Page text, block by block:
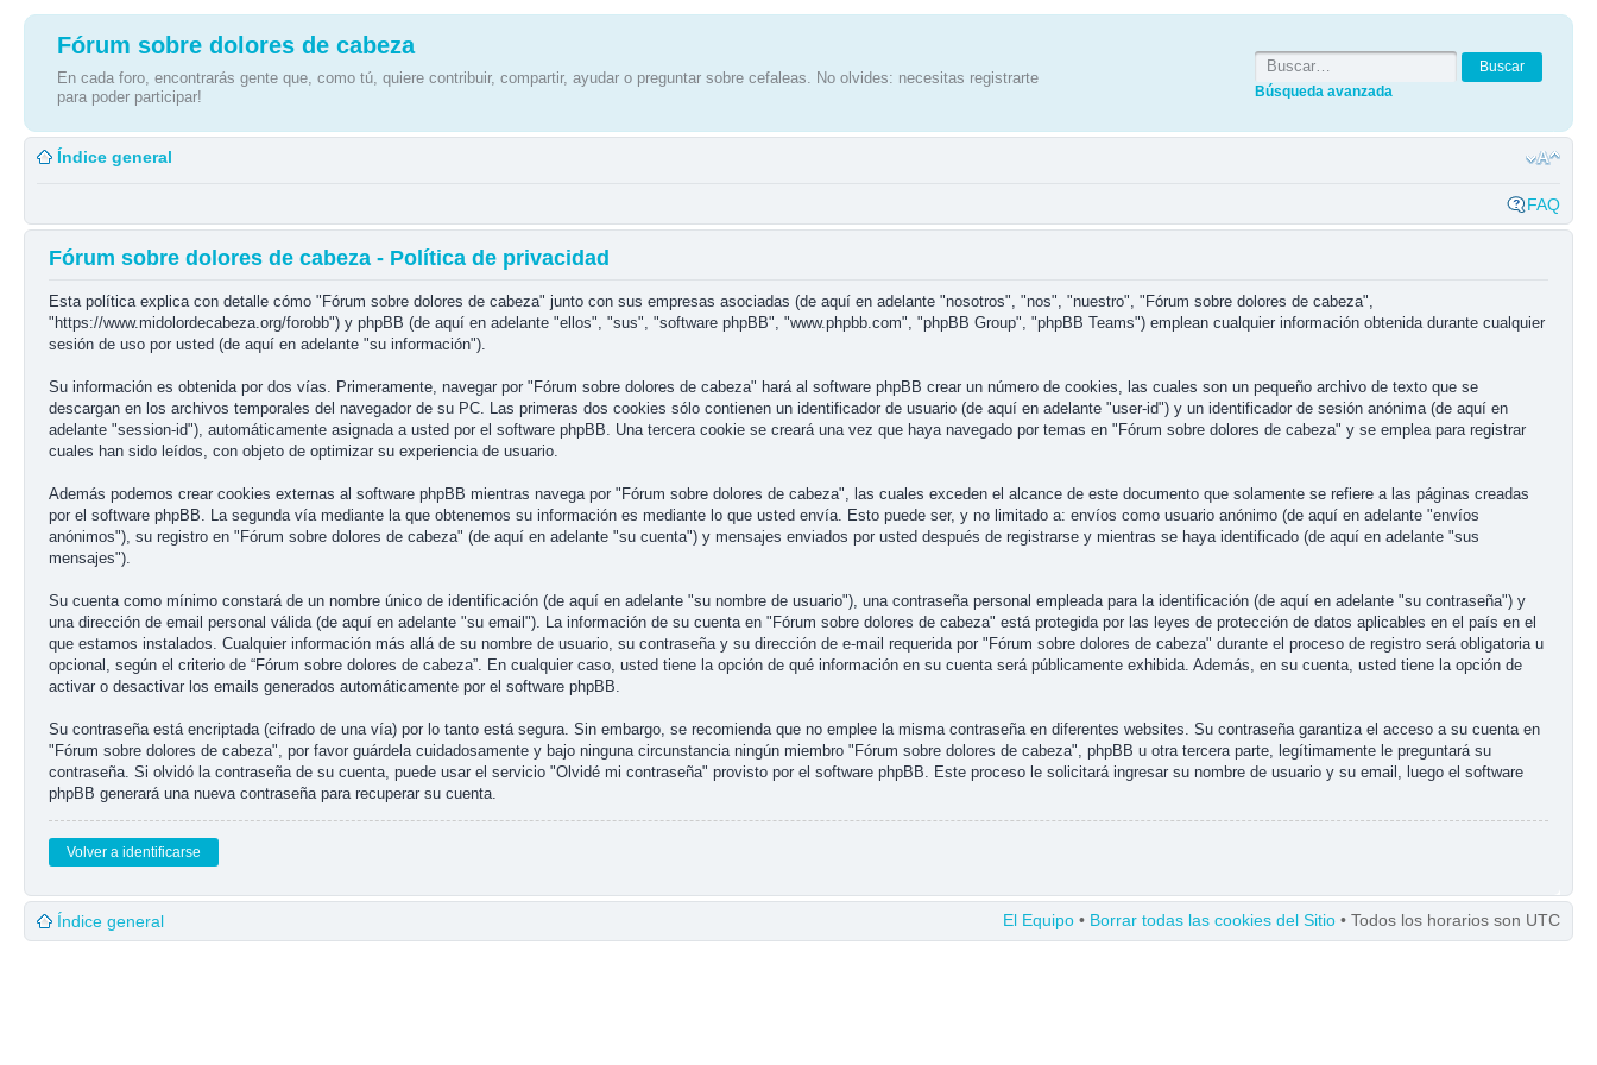
Fórum sobre dolores de cabeza
En cada foro, encontrarás gente que, como tú, quiere contribuir, compartir, ayudar o preguntar sobre cefaleas. No olvides: necesitas registrarte
para poder participar!
Búsqueda avanzada
Índice general
FAQ
Fórum sobre dolores de cabeza - Política de privacidad
Esta política explica con detalle cómo "Fórum sobre dolores de cabeza" junto con sus empresas asociadas (de aquí en adelante "nosotros", "nos", "nuestro", "Fórum sobre dolores de cabeza",
"https://www.midolordecabeza.org/forobb") y phpBB (de aquí en adelante "ellos", "sus", "software phpBB", "www.phpbb.com", "phpBB Group", "phpBB Teams") emplean cualquier información obtenida durante cualquier
sesión de uso por usted (de aquí en adelante "su información").
Su información es obtenida por dos vías. Primeramente, navegar por "Fórum sobre dolores de cabeza" hará al software phpBB crear un número de cookies, las cuales son un pequeño archivo de texto que se
descargan en los archivos temporales del navegador de su PC. Las primeras dos cookies sólo contienen un identificador de usuario (de aquí en adelante "user-id") y un identificador de sesión anónima (de aquí en
adelante "session-id"), automáticamente asignada a usted por el software phpBB. Una tercera cookie se creará una vez que haya navegado por temas en "Fórum sobre dolores de cabeza" y se emplea para registrar
cuales han sido leídos, con objeto de optimizar su experiencia de usuario.
Además podemos crear cookies externas al software phpBB mientras navega por "Fórum sobre dolores de cabeza", las cuales exceden el alcance de este documento que solamente se refiere a las páginas creadas
por el software phpBB. La segunda vía mediante la que obtenemos su información es mediante lo que usted envía. Esto puede ser, y no limitado a: envíos como usuario anónimo (de aquí en adelante "envíos
anónimos"), su registro en "Fórum sobre dolores de cabeza" (de aquí en adelante "su cuenta") y mensajes enviados por usted después de registrarse y mientras se haya identificado (de aquí en adelante "sus
mensajes").
Su cuenta como mínimo constará de un nombre único de identificación (de aquí en adelante "su nombre de usuario"), una contraseña personal empleada para la identificación (de aquí en adelante "su contraseña") y
una dirección de email personal válida (de aquí en adelante "su email"). La información de su cuenta en "Fórum sobre dolores de cabeza" está protegida por las leyes de protección de datos aplicables en el país en el
que estamos instalados. Cualquier información más allá de su nombre de usuario, su contraseña y su dirección de e-mail requerida por "Fórum sobre dolores de cabeza" durante el proceso de registro será obligatoria u
opcional, según el criterio de “Fórum sobre dolores de cabeza”. En cualquier caso, usted tiene la opción de qué información en su cuenta será públicamente exhibida. Además, en su cuenta, usted tiene la opción de
activar o desactivar los emails generados automáticamente por el software phpBB.
Su contraseña está encriptada (cifrado de una vía) por lo tanto está segura. Sin embargo, se recomienda que no emplee la misma contraseña en diferentes websites. Su contraseña garantiza el acceso a su cuenta en
"Fórum sobre dolores de cabeza", por favor guárdela cuidadosamente y bajo ninguna circunstancia ningún miembro "Fórum sobre dolores de cabeza", phpBB u otra tercera parte, legítimamente le preguntará su
contraseña. Si olvidó la contraseña de su cuenta, puede usar el servicio "Olvidé mi contraseña" provisto por el software phpBB. Este proceso le solicitará ingresar su nombre de usuario y su email, luego el software
phpBB generará una nueva contraseña para recuperar su cuenta.
Volver a identificarse
Índice general El Equipo • Borrar todas las cookies del Sitio • Todos los horarios son UTC